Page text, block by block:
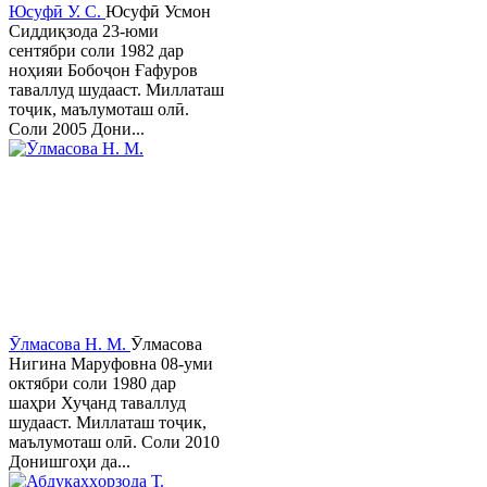
Юсуфӣ У. C. Юсуфӣ Усмон
Сиддиқзода 23-юми
сентябри соли 1982 дар
ноҳияи Бобоҷон Ғафуров
таваллуд шудааст. Миллаташ
тоҷик, маълумоташ олӣ.
Соли 2005 Дони...
Ӯлмасова Н. М. Ӯлмасова
Нигина Маруфовна 08-уми
октябри соли 1980 дар
шаҳри Хуҷанд таваллуд
шудааст. Миллаташ тоҷик,
маълумоташ олӣ. Соли 2010
Донишгоҳи да...